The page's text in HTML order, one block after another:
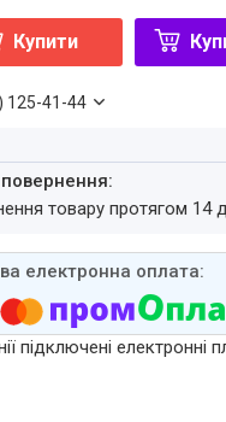
Купити
125-41-44
товару протягом 14
підключені